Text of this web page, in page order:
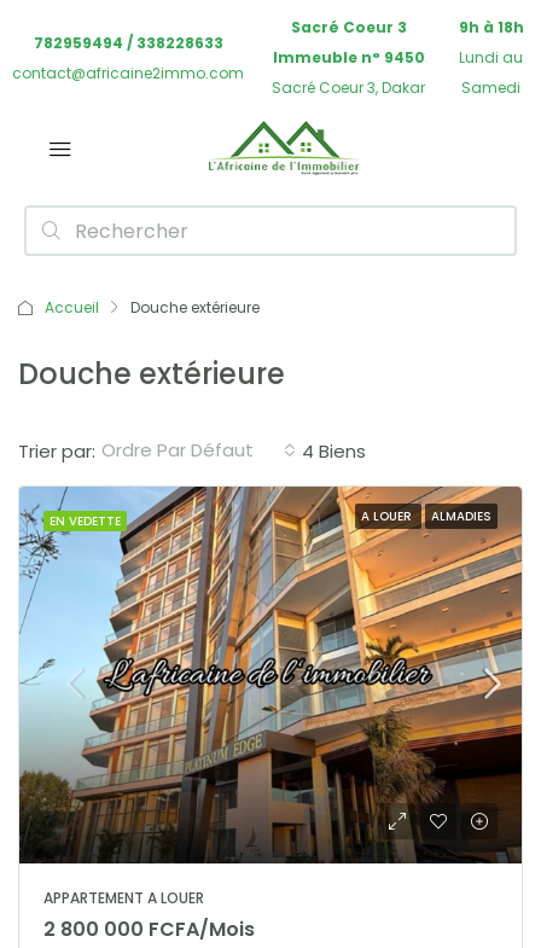
782959494 / 338228633
contact@africaine2immo.com
Sacré Coeur 3
Immeuble n° 9450
Sacré Coeur 3, Dakar
9h à 18h
Lundi au
Samedi
Accueil Douche extérieure
Douche extérieure
4 Biens
Trier par: Ordre Par Défaut
EN VEDETTE A LOUER ALMADIES
APPARTEMENT A LOUER
2 800 000 FCFA/Mois